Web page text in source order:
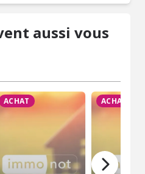
aussi vous
ACHAT ACHAT